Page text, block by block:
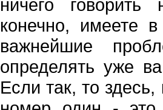
ничего
конечно, имеете
важнейшие
определять уже
Если так, то